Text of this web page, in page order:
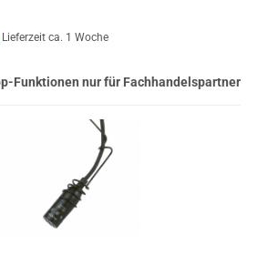
Lieferzeit ca. 1 Woche
Funktionen nur für Fachhandelspartner